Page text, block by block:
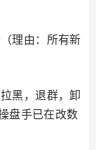
理由：所有新
黑，退群，卸
盘手已在改数